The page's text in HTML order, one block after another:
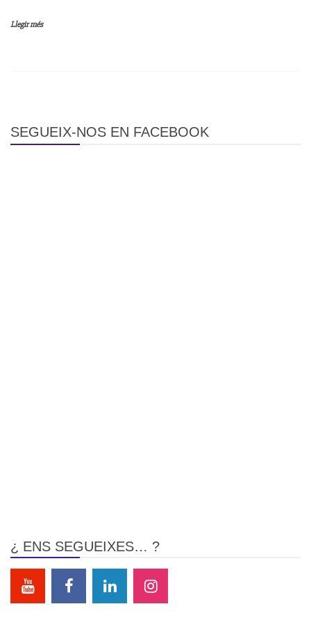
Llegir més
SEGUEIX-NOS EN FACEBOOK
¿ ENS SEGUEIXES… ?